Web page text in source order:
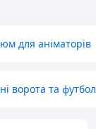
для аніматорів
ворота та